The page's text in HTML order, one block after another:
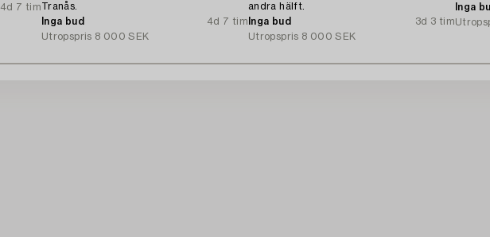
4d 7 timTranås.
Inga bud
4d 7 tim
Utropspris 8 000 SEK
andra hälft.
Inga bud
3d 3 tim
Utropspris 8 000 SEK
Inga